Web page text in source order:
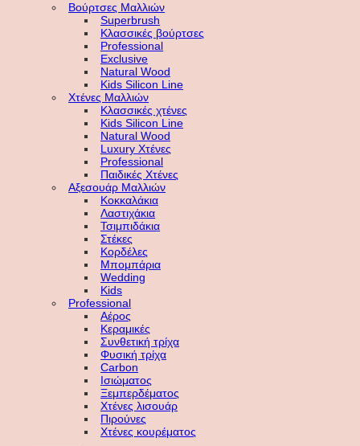
Βούρτσες Μαλλιών
Superbrush
Κλασσικές βούρτσες
Professional
Exclusive
Natural Wood
Kids Silicon Line
Χτένες Μαλλιών
Κλασσικές χτένες
Kids Silicon Line
Natural Wood
Luxury Χτένες
Professional
Παιδικές Χτένες
Αξεσουάρ Μαλλιών
Κοκκαλάκια
Λαστιχάκια
Τσιμπιδάκια
Στέκες
Κορδέλες
Μπομπάρια
Wedding
Kids
Professional
Αέρος
Κεραμικές
Συνθετική τρίχα
Φυσική τρίχα
Carbon
Ισιώματος
Ξεμπερδέματος
Χτένες λισουάρ
Πιρούνες
Χτένες κουρέματος